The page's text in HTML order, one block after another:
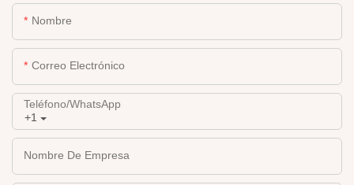
Nombre
Correo Electrónico
+1
Teléfono/WhatsApp
Nombre De Empresa